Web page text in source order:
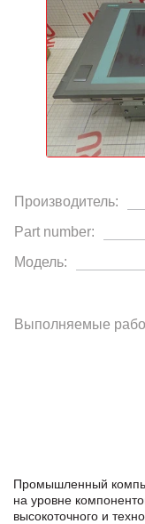
Производитель:
Part number:
Модель:
Выполняемые
Промышленный
на уровне
высокоточного и